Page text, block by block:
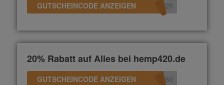
GUTSCHEINCODE ANZEIGEN n20
20% Rabatt auf Alles bei hemp420.de
GUTSCHEINCODE ANZEIGEN 360